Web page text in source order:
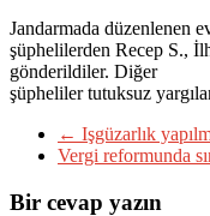
Jandarmada düzenlenen
şüphelilerden Recep S.,
gönderildiler. Diğer
şüpheliler tutuksuz
← Işgüzarlık
Vergi reformunda
Bir cevap yazın